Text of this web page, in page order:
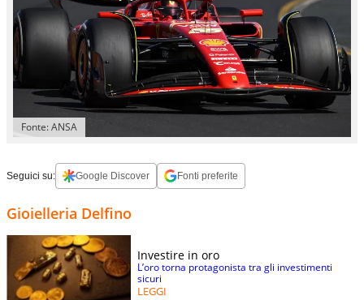
Fonte: ANSA
Seguici su: Google Discover Fonti preferite
Gioielleria Delfino
Investire in oro
L’oro torna protagonista tra gli investimenti
sicuri
LEGGI